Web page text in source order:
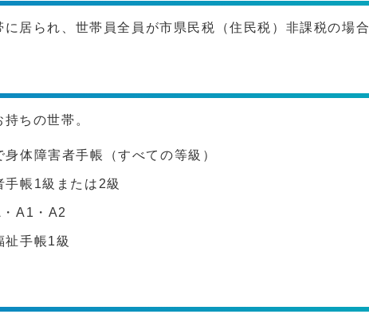
居られ、世帯員全員が市県民税（住民税）非課税の場合
ちの世帯。
体障害者手帳（すべての等級）
手帳1級または2級
A1・A2
祉手帳1級